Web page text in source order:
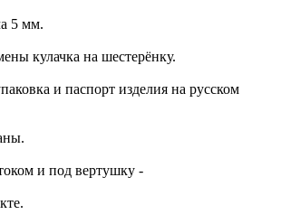
5 мм.
кулачка на шестерёнку.
и паспорт изделия на русском
и под вертушку -